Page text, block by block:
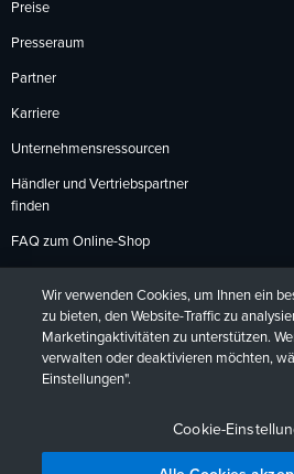
Preise
Presseraum
Partner
Karriere
Unternehmensressourcen
Händler und Vertriebspartner
finden
FAQ zum Online-Shop
Rückgabebedingungen
DeutschFrançais
Wir verwenden Cookies, um Ihnen ein
zu bieten, den Website-Traffic zu
Marketingaktivitäten zu unterstützen.
verwalten oder deaktivieren möchten,
Einstellungen".
Cookie-